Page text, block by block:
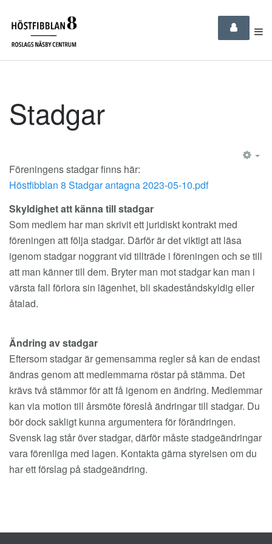
Stadgar
Föreningens stadgar finns här:
Höstfibblan 8 Stadgar antagna 2023-05-10.pdf
Skyldighet att känna till stadgar
Som medlem har man skrivit ett juridiskt kontrakt med
föreningen att följa stadgar. Därför är det viktigt att läsa
igenom stadgar noggrant vid tillträde i föreningen och se till
att man känner till dem. Bryter man mot stadgar kan man i
värsta fall förlora sin lägenhet, bli skadeståndskyldig eller
åtalad.
Ändring av stadgar
Eftersom stadgar är gemensamma regler så kan de endast
ändras genom att medlemmarna röstar på stämma. Det
krävs två stämmor för att få igenom en ändring. Medlemmar
kan via motion till årsmöte föreslå ändringar till stadgar. Du
bör dock sakligt kunna argumentera för förändringen.
Svensk lag står över stadgar, därför måste stadgeändringar
vara förenliga med lagen. Kontakta gärna styrelsen om du
har ett förslag på stadgeändring.